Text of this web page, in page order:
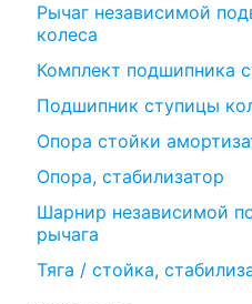
Рычаг независимой
колеса
Комплект подшипника
Подшипник ступицы
Опора стойки
Опора, стабилизатор
Шарнир независимой
рычага
Тяга / стойка,